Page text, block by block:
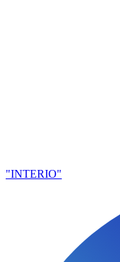
"INTERIO"